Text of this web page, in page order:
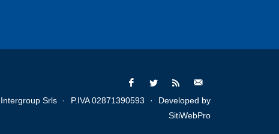
Srls · P.IVA 02871390593 ·
Developed by
SitiWebPro